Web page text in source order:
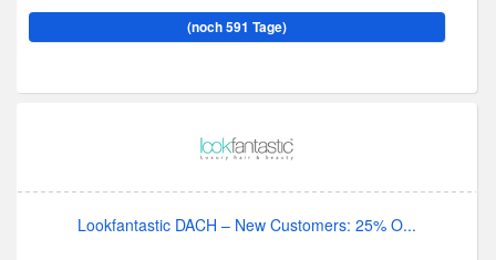
(noch 591 Tage)
Lookfantastic DACH – New Customers: 25% O...